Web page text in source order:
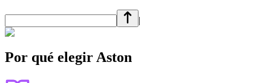
|
Por qué elegir Aston